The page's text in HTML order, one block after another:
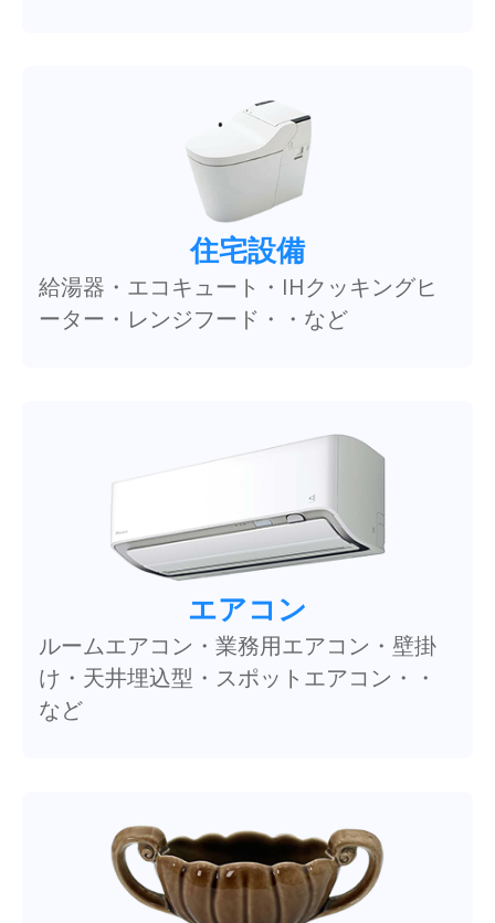
住宅設備
給湯器・エコキュート・IHクッキングヒ
ーター・レンジフード・・など
エアコン
ルームエアコン・業務用エアコン・壁掛
け・天井埋込型・スポットエアコン・・
など